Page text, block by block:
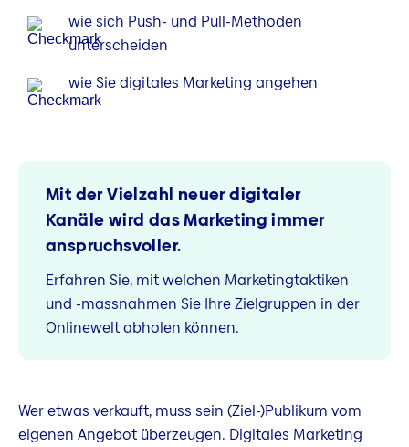
wie sich Push- und Pull-Methoden
unterscheiden
wie Sie digitales Marketing angehen
Mit der Vielzahl neuer digitaler
Kanäle wird das Marketing immer
anspruchsvoller.
Erfahren Sie, mit welchen Marketingtaktiken
und -massnahmen Sie Ihre Zielgruppen in der
Onlinewelt abholen können.
Wer etwas verkauft, muss sein (Ziel-)Publikum vom
eigenen Angebot überzeugen. Digitales Marketing